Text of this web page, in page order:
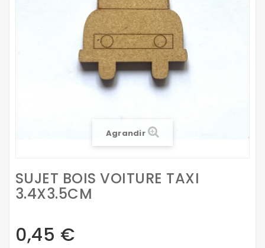
Agrandir
SUJET BOIS VOITURE TAXI
3.4X3.5CM
0,45 €